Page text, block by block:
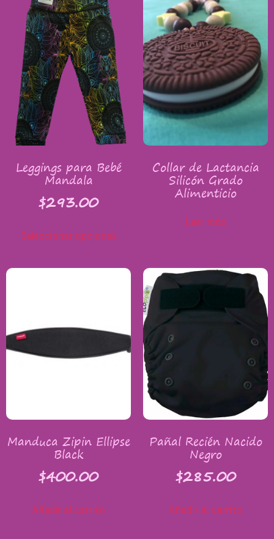
Leggings para Bebé
Mandala
$293.00
Seleccionar opciones
Collar de Lactancia
Silicón Grado
Alimenticio
Leer más
Manduca Zipin Ellipse
Black
$400.00
Añadir al carrito
Pañal Recién Nacido
Negro
$285.00
Añadir al carrito